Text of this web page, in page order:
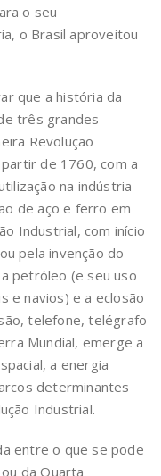
o seu
o Brasil aproveitou
que a história da
três grandes
Revolução
de 1760, com a
na indústria
de aço e ferro em
Industrial, com início
pela invenção do
petróleo (e seu uso
e navios) e a eclosão
telefone, telégrafo
Mundial, emerge a
a energia
determinantes
Industrial.
entre o que se pode
da Quarta